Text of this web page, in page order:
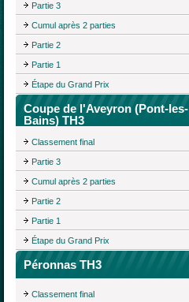
Partie 3
Cumul après 2 parties
Partie 2
Partie 1
Étape du Grand Prix
Coupe de l'Aveyron (Pont-les-
Bains) TH3
Classement final
Partie 3
Cumul après 2 parties
Partie 2
Partie 1
Étape du Grand Prix
Péronnas TH3
Classement final